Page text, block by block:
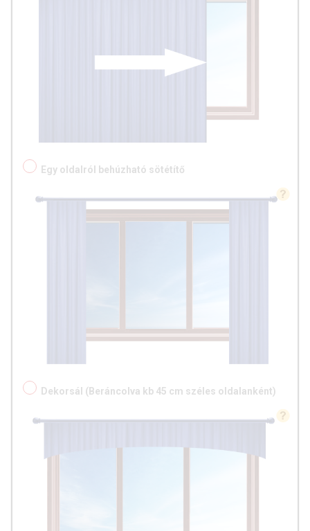
Egy oldalról behúzható sötétítő
Dekorsál (Beráncolva kb 45 cm széles oldalanként)